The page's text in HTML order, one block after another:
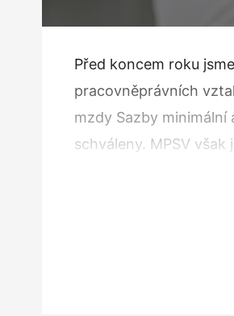
Před koncem roku
pracovněprávních
mzdy Sazby
schváleny. MPSV